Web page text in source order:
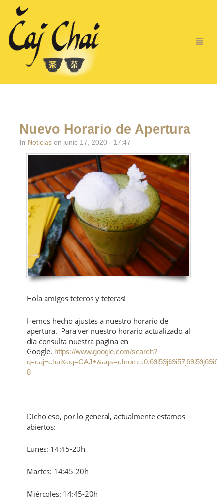
Nuevo Horario de Apertura
In Noticias on junio 17, 2020 - 17:47
Hola amigos teteros y teteras!
Hemos hecho ajustes a nuestro horario de
apertura. Para ver nuestro horario actualizado al
día consulta nuestra pagina en
Google. https://www.google.com/search?
8
Dicho eso, por lo general, actualmente estamos
abiertos:
Lunes: 14:45-20h
Martes: 14:45-20h
Miércoles: 14:45-20h